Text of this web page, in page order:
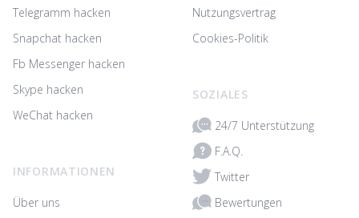
Telegramm hacken
Snapchat hacken
Fb Messenger hacken
Skype hacken
WeChat hacken
INFORMATIONEN
Über uns
Nutzungsvertrag
Cookies-Politik
SOZIALES
24/7 Unterstützung
F.A.Q.
Twitter
Bewertungen